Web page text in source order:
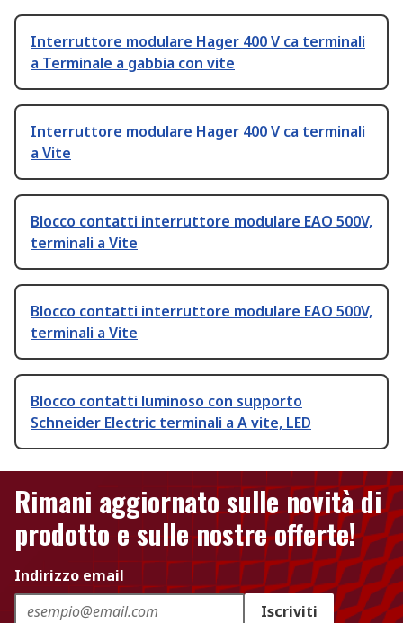
Interruttore modulare Hager 400 V ca terminali
a Terminale a gabbia con vite
Interruttore modulare Hager 400 V ca terminali
a Vite
Blocco contatti interruttore modulare EAO 500V,
terminali a Vite
Blocco contatti interruttore modulare EAO 500V,
terminali a Vite
Blocco contatti luminoso con supporto
Schneider Electric terminali a A vite, LED
Rimani aggiornato sulle novità di
prodotto e sulle nostre offerte!
Indirizzo email
Iscriviti